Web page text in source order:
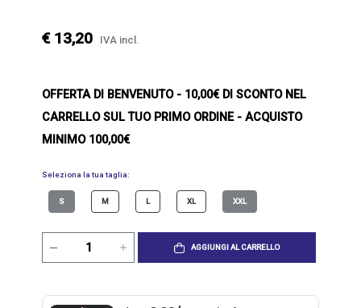
€ 13,20 IVA incl.
OFFERTA DI BENVENUTO- 10,00€ DI SCONTO NEL
CARRELLO SUL TUO PRIMO ORDINE - ACQUISTO
MINIMO 100,00€
Seleziona la tua taglia:
S M L XL XXL
AGGIUNGI AL CARRELLO